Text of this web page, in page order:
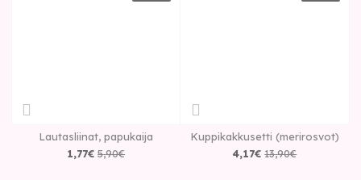
Lautasliinat, papukaija
1,77€ 5,90€
Kuppikakkusetti (merirosvot)
4,17€ 13,90€